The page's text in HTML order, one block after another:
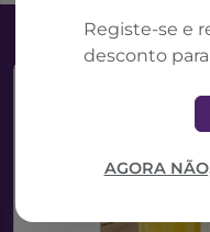
Registe-se e
desconto
AGORA